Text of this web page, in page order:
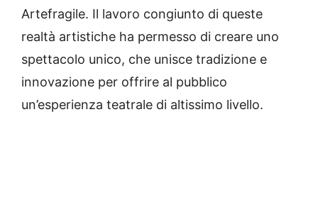
Artefragile. Il lavoro congiunto di queste
realtà artistiche ha permesso di creare uno
spettacolo unico, che unisce tradizione e
innovazione per offrire al pubblico
un’esperienza teatrale di altissimo livello.